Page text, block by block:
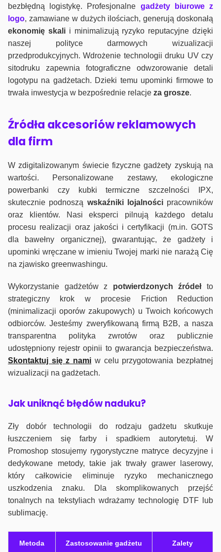
bezbłędną logistykę. Profesjonalne gadżety biurowe z
logo, zamawiane w dużych ilościach, generują doskonałą
ekonomię skalii minimalizują ryzyko reputacyjne dzięki
naszej polityce darmowych wizualizacji
przedprodukcyjnych. Wdrożenie technologii druku UV czy
sitodruku zapewnia fotograficzne odwzorowanie detali
logotypu na gadżetach. Dzieki temu upominki firmowe to
trwała inwestycja w bezpośrednie relacje za grosze.
Źródła akcesoriów reklamowych
dla firm
W zdigitalizowanym świecie fizyczne gadżety zyskują na
wartości. Personalizowane zestawy, ekologiczne
powerbanki czy kubki termiczne szczelności IPX,
skutecznie podnoszą wskaźniki lojalnościpracowników
oraz klientów. Nasi eksperci pilnują każdego detalu
procesu realizacji oraz jakości i certyfikacji (m.in. GOTS
dla bawełny organicznej), gwarantując, że gadżety i
upominki wręczane w imieniu Twojej marki nie narażą Cię
na zjawisko greenwashingu.
Wykorzystanie gadżetów z potwierdzonych źródełto
strategiczny krok w procesie Friction Reduction
(minimalizacji oporów zakupowych) u Twoich końcowych
odbiorców. Jesteśmy zweryfikowaną firmą B2B, a nasza
transparentna polityka zwrotów oraz publicznie
udostępniony rejestr opinii to gwarancja bezpieczeństwa.
Skontaktuj się z nami w celu przygotowania bezpłatnej
wizualizacji na gadżetach.
Jak uniknąć błędów naduku?
Zły dobór technologii do rodzaju gadżetu skutkuje
łuszczeniem się farby i spadkiem autorytetuj. W
Promoshop stosujemy rygorystyczne matryce decyzyjne i
dedykowane metody, takie jak trwały grawer laserowy,
który całkowicie eliminuje ryzyko mechanicznego
uszkodzenia znaku. Dla skomplikowanych przejść
tonalnych na tekstyliach wdrażamy technologię DTF lub
sublimację.
Metoda Zastosowanie gadżetu Zalety